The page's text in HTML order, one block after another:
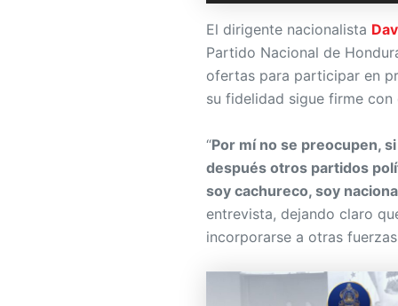
El dirigente nacionalista
Partido Nacional de
ofertas para participar en
su fidelidad sigue firme con
“Por mí no se preocupen,
después otros partidos
soy cachureco, soy
entrevista, dejando claro
incorporarse a otras